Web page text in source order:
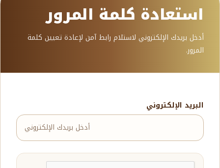
استعادة كلمة المرور
أدخل بريدك الإلكتروني لاستلام رابط آمن لإعادة تعيين كلمة
المرور.
البريد الإلكتروني